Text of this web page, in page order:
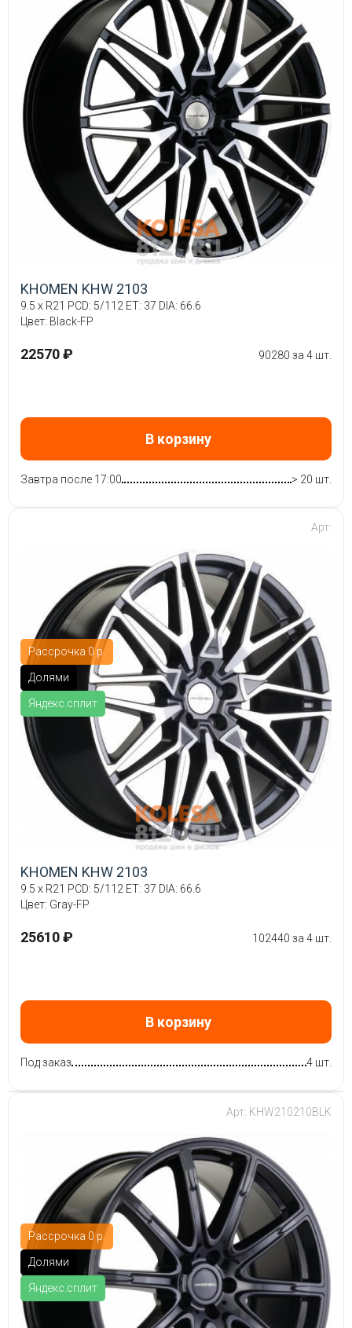
KHOMEN KHW 2103
9.5 x R21 PCD: 5/112 ET: 37 DIA: 66.6
Цвет: Black-FP
22570 ₽ 90280 за 4 шт.
В корзину
Завтра после 17:00 > 20 шт.
Рассрочка 0 р.
Долями
Яндекс.сплит
Арт:
KHOMEN KHW 2103
9.5 x R21 PCD: 5/112 ET: 37 DIA: 66.6
Цвет: Gray-FP
25610 ₽ 102440 за 4 шт.
В корзину
Под заказ 4 шт.
Рассрочка 0 р.
Долями
Яндекс.сплит
Арт: KHW210210BLK